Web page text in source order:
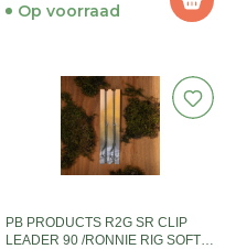
Op voorraad
PB PRODUCTS R2G SR CLIP
LEADER 90 /RONNIE RIG SOFT